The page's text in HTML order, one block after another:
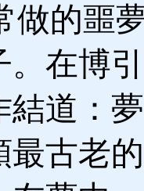
的噩
。在博
結道：
最古老